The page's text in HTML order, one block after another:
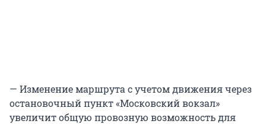
— Изменение маршрута с учетом движения через
остановочный пункт «Московский вокзал»
увеличит общую провозную возможность для